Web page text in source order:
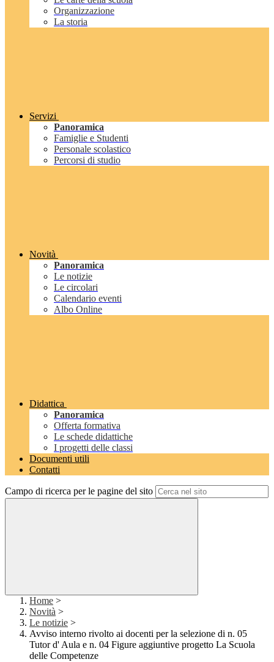
Organizzazione
La storia
Servizi
Panoramica
Famiglie e Studenti
Personale scolastico
Percorsi di studio
Novità
Panoramica
Le notizie
Le circolari
Calendario eventi
Albo Online
Didattica
Panoramica
Offerta formativa
Le schede didattiche
I progetti delle classi
Documenti utili
Contatti
Campo di ricerca per le pagine del sito
Home >
Novità >
Le notizie >
Avviso interno rivolto ai docenti per la selezione di n. 05
Tutor d' Aula e n. 04 Figure aggiuntive progetto La Scuola
delle Competenze